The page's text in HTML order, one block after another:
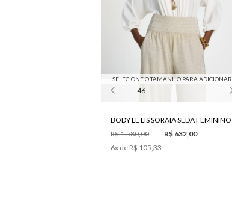
SELECIONE O TAMANHO PARA ADICIONAR
46
BODY LE LIS SORAIA SEDA FEMININO
R$ 1.580,00
R$ 632,00
6x de R$ 105,33